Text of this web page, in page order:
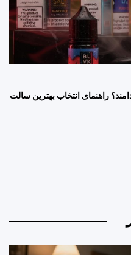
راهنمای انتخاب بهترین سالت